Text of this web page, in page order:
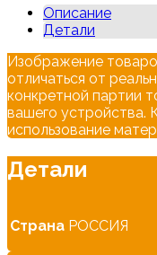
Описание
Детали
Изображение
отличаться от
конкретной партии
вашего устройства.
использование
Детали
Страна РОССИЯ